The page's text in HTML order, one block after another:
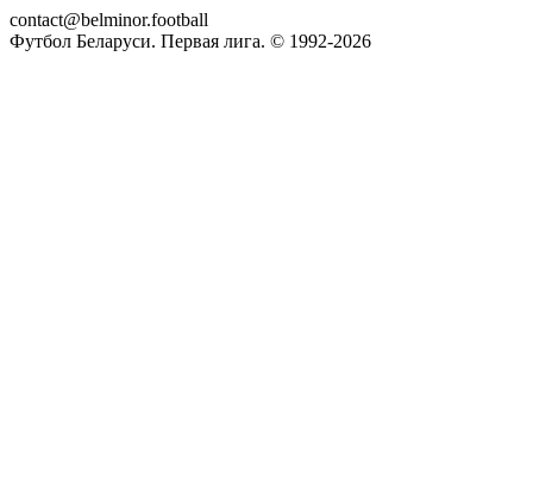
contact@belminor.football
Футбол Беларуси. Первая лига. © 1992-2026